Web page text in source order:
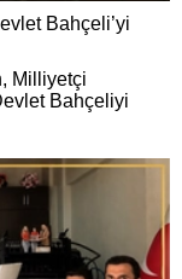
Bahçeli’yi
Milliyetçi
Bahçeliyi